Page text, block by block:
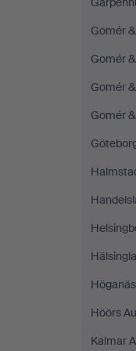
Gomér
Gomér
Gomér
Gomér
Höörs
Kalmar